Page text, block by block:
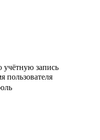
учётную запись
пользователя